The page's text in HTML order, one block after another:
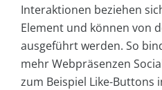
Interaktionen beziehen
Element und können von
ausgeführt werden. So
mehr Webpräsenzen
zum Beispiel Like-Buttons